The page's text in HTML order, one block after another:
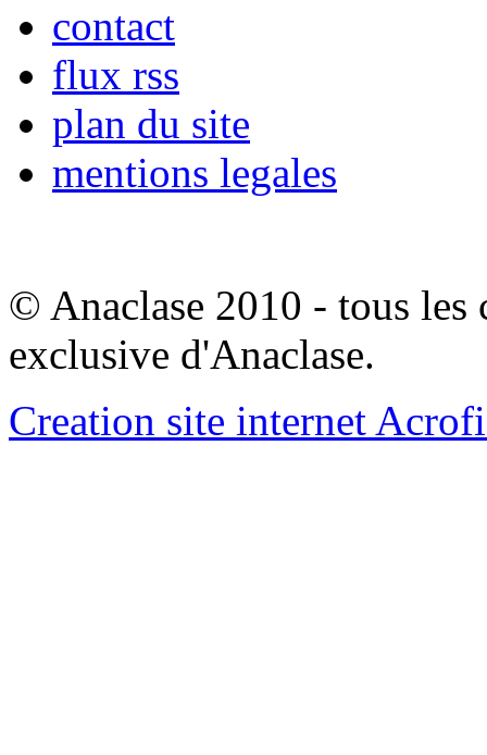
contact
flux rss
plan du site
mentions legales
© Anaclase 2010 - tous les
exclusive d'Anaclase.
Creation site internet